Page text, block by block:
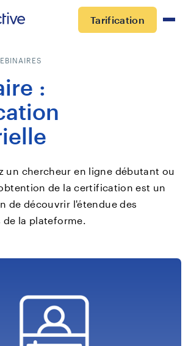
Tarification
:
un chercheur en ligne débutant ou
de la certification est un
de découvrir l'étendue des
la plateforme.